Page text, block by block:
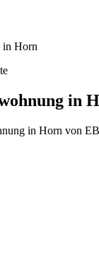
in Horn
in
in Horn von